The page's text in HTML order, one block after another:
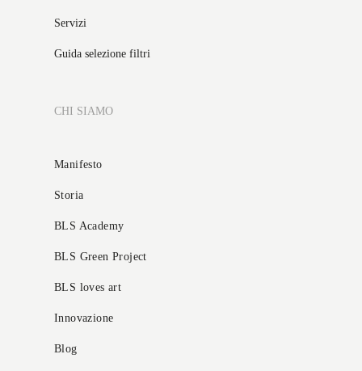
Servizi
Guida selezione filtri
CHI SIAMO
Manifesto
Storia
BLS Academy
BLS Green Project
BLS loves art
Innovazione
Blog